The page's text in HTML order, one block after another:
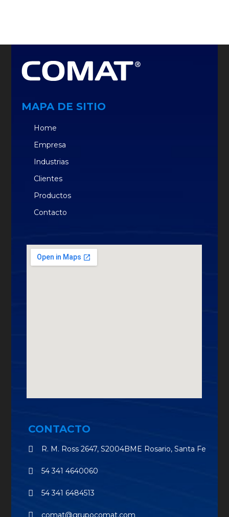
MAPA DE SITIO
Home
Empresa
Industrias
Clientes
Productos
Contacto
CONTACTO
R. M. Ross 2647, S2004BME Rosario, Santa Fe
54 341 4640060
54 341 6484513
comat@grupocomat.com